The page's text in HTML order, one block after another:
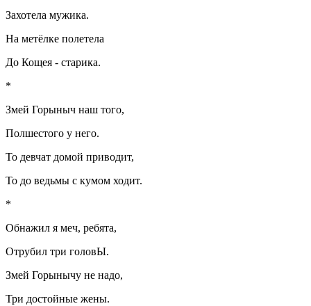
Захотела мужика.
На метёлке полетела
До Кощея - старика.
*
Змей Горыныч наш того,
Полшестого у него.
То девчат домой приводит,
То до ведьмы с кумом ходит.
*
Обнажил я меч, ребята,
Отрубил три головЫ.
Змей Горынычу не надо,
Три достойные жены.